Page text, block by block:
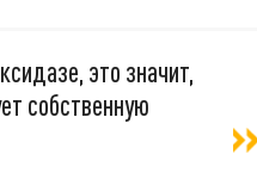
это значит,
собственную